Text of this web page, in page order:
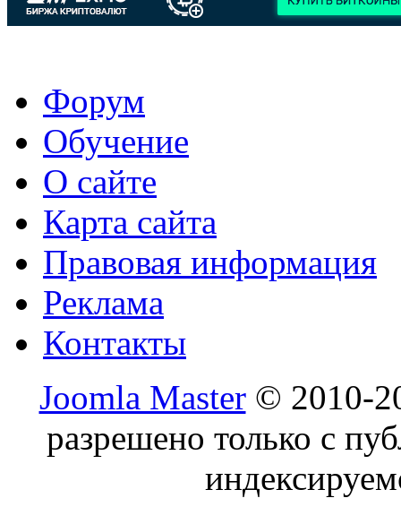
Форум
Обучение
О сайте
Карта сайта
Правовая информация
Реклама
Контакты
Joomla Master© 2010-
разрешено только с